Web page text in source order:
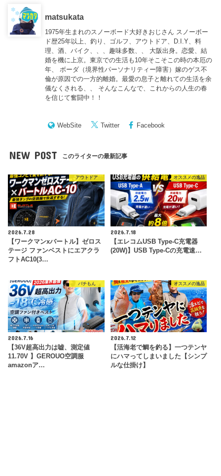
matsukata
1975年生まれのスノーボード大好きおじさん スノーボー
ド歴25年以上、釣り、ゴルフ、アウトドア、D.I.Y、料
理、酒、バイク、、、趣味多数、、 大阪出身。恋愛、結
婚を機に上京。東京での生活も10年そこそこの時の本厄の
年、 ボーダ（境界性パーソナリティー障害）嫁のゲス不
倫が原因での一方的離婚。最愛の息子と離れての生活を余
儀なくされる、、 そんなこんなで、これからの人生の春
を信じて奮闘中！！
WebSite Twitter Facebook
NEW POST このライターの最新記事
アウトドア
2026.7.28
【ワークマンxバートル】ゼロス
テージ ファンベストにエアクラ
フトAC10(3…
オススメの逸品
2026.7.18
【エレコムUSB Type-C充電器
(20W)】USB Type-Cの充電速…
パチもん
2026.7.16
【36V超高出力は嘘、測定値
11.70V 】GEROUO空調服
amazonア…
オススメの逸品
2026.7.12
【活海老で鯛を釣る】一つテンヤ
にハマってしまいました【シンプ
ルな仕掛け】